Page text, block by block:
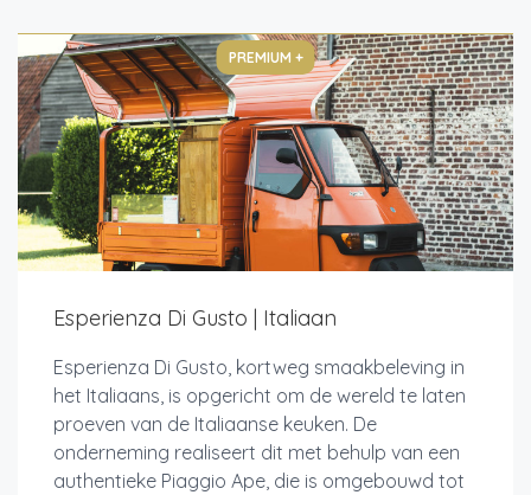
PREMIUM +
Esperienza Di Gusto | Italiaan
Esperienza Di Gusto, kortweg smaakbeleving in
het Italiaans, is opgericht om de wereld te laten
proeven van de Italiaanse keuken. De
onderneming realiseert dit met behulp van een
authentieke Piaggio Ape, die is omgebouwd tot